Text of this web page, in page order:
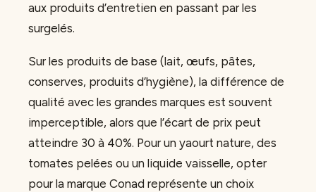
aux produits d’entretien en passant par les
surgelés.
Sur les produits de base (lait, œufs, pâtes,
conserves, produits d’hygiène), la différence de
qualité avec les grandes marques est souvent
imperceptible, alors que l’écart de prix peut
atteindre 30 à 40%. Pour un yaourt nature, des
tomates pelées ou un liquide vaisselle, opter
pour la marque Conad représente un choix